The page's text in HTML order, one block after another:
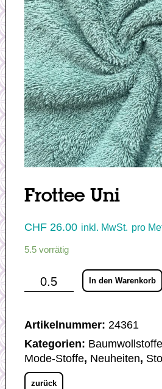
Frottee Uni
CHF26.00 inkl. MwSt. pro
5.5 vorrätig
Menge
In den Warenkorb
Artikelnummer: 24361
Kategorien: Baumwollstoffe
Mode-Stoffe, Neuheiten,
zurück